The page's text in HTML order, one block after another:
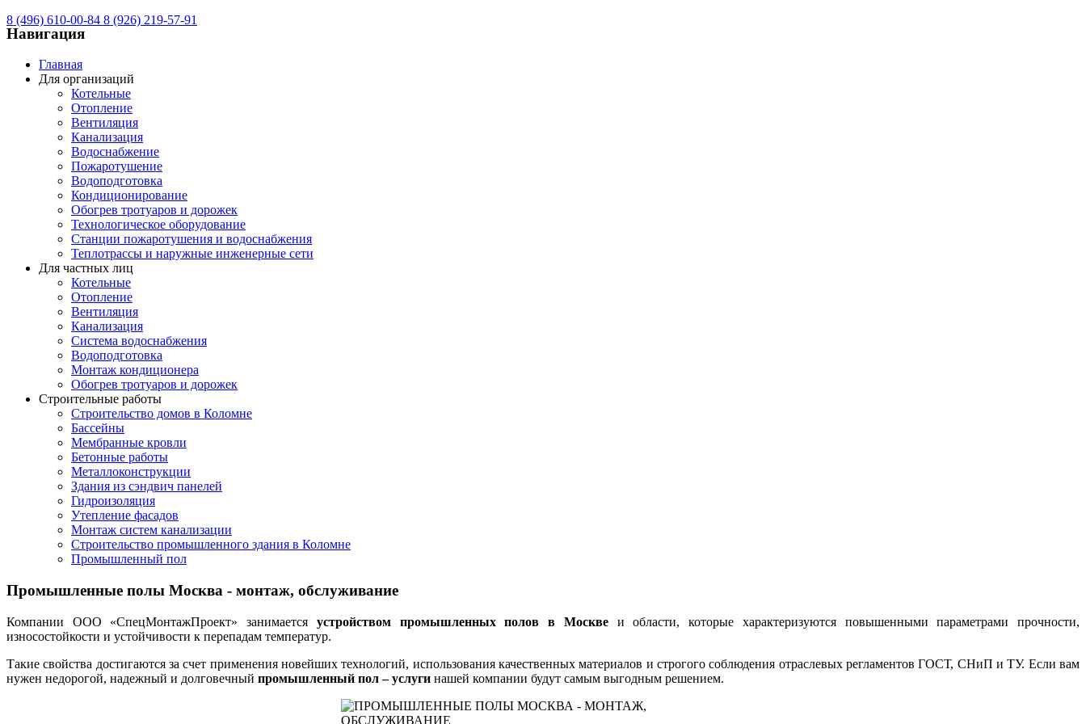
8 (496) 610-00-84 8 (926) 219-57-91
Навигация
Главная
Для организаций
Котельные
Отопление
Вентиляция
Канализация
Водоснабжение
Пожаротушение
Водоподготовка
Кондиционирование
Обогрев тротуаров и дорожек
Технологическое оборудование
Станции пожаротушения и водоснабжения
Теплотрассы и наружные инженерные сети
Для частных лиц
Котельные
Отопление
Вентиляция
Канализация
Система водоснабжения
Водоподготовка
Монтаж кондиционера
Обогрев тротуаров и дорожек
Строительные работы
Строительство домов в Коломне
Бассейны
Мембранные кровли
Бетонные работы
Металлоконструкции
Здания из сэндвич панелей
Гидроизоляция
Утепление фасадов
Монтаж систем канализации
Строительство промышленного здания в Коломне
Промышленный пол
Промышленные полы Москва - монтаж, обслуживание
Компании ООО «СпецМонтажПроект» занимается устройством промышленных полов в Москвеи области, которые характеризуются повышенными параметрами прочности,
износостойкости и устойчивости к перепадам температур.
Такие свойства достигаются за счет применения новейших технологий, использования качественных материалов и строгого соблюдения отраслевых регламентов ГОСТ, СНиП и ТУ. Если вам
нужен недорогой, надежный и долговечный промышленный пол – услуги нашей компании будут самым выгодным решением.